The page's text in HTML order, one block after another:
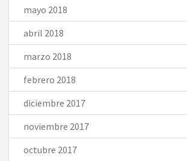
mayo 2018
abril 2018
marzo 2018
febrero 2018
diciembre 2017
noviembre 2017
octubre 2017